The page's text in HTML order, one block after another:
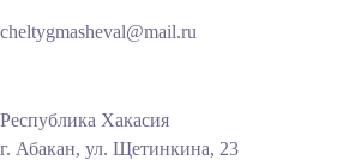
cheltygmasheval@mail.ru
Республика Хакасия
г. Абакан, ул. Щетинкина, 23